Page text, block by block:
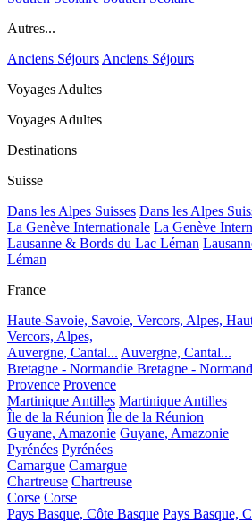
Autres...
Anciens Séjours Anciens Séjours
Voyages Adultes
Voyages Adultes
Destinations
Suisse
Dans les Alpes Suisses Dans les Alpes
La Genève Internationale La Genève
Lausanne & Bords du Lac Léman
Léman
France
Haute-Savoie, Savoie, Vercors, Alpes,
Vercors, Alpes,
Auvergne, Cantal... Auvergne, Cantal...
Bretagne - Normandie Bretagne -
Provence Provence
Martinique Antilles Martinique Antilles
Île de la Réunion Île de la Réunion
Guyane, Amazonie Guyane, Amazonie
Pyrénées Pyrénées
Camargue Camargue
Chartreuse Chartreuse
Corse Corse
Pays Basque, Côte Basque Pays Basque,